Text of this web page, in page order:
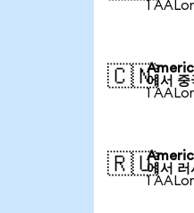
1
🇨🇳에서 중
1
🇷🇺에서 러
1